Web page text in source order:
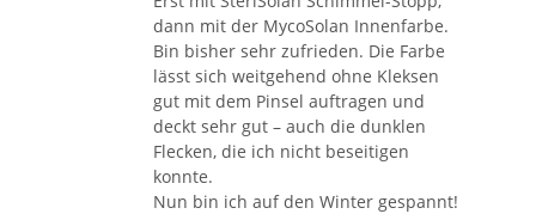
dann mit der MycoSolan Innenfarbe.
Bin bisher sehr zufrieden. Die Farbe
lässt sich weitgehend ohne Kleksen
gut mit dem Pinsel auftragen und
deckt sehr gut – auch die dunklen
Flecken, die ich nicht beseitigen
konnte.
Nun bin ich auf den Winter gespannt!